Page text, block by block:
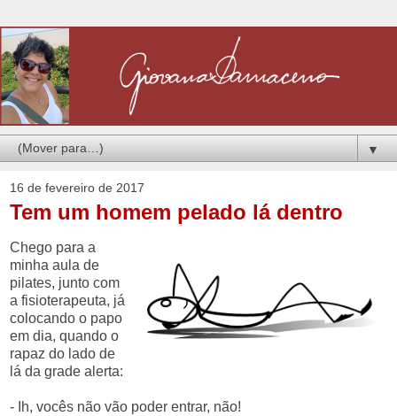
▼
16 de fevereiro de 2017
Tem um homem pelado lá dentro
Chego para a
minha aula de
pilates, junto com
a fisioterapeuta, já
colocando o papo
em dia, quando o
rapaz do lado de
lá da grade alerta:
- Ih, vocês não vão poder entrar, não!